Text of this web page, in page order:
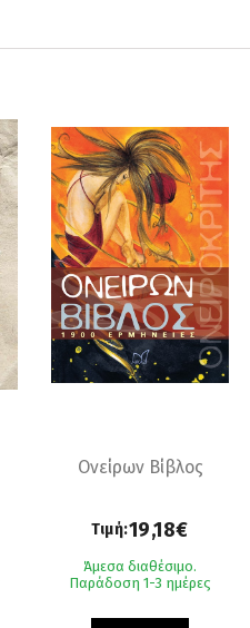
Ονείρων Βίβλος
Τιμή:19,18€
Άμεσα διαθέσιμο.
Παράδοση 1-3 ημέρες